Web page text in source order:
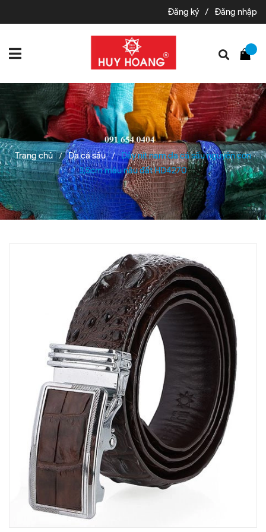
Đăng ký / Đăng nhập
Trang chủ / Da cá sấu /
Dây nịt nam da cá sấu nguyên con
3,5cm màu nâu đất HD4270